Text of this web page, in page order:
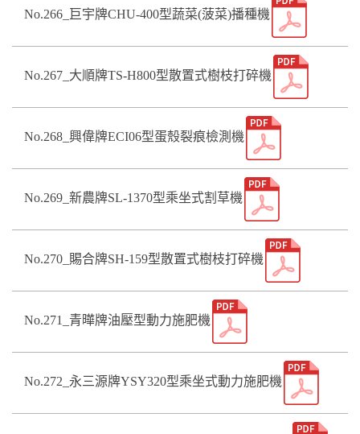
No.266_巨宇牌CHU-400型蔬菜(菠菜)播種機
No.267_大順牌TS-H800型散置式樹枝打碎機
No.268_興偉牌ECI06型蛋殼裂痕檢測機
No.269_新農牌SL-1370型乘坐式割草機
No.270_賜合牌SH-159型散置式樹枝打碎機
No.271_青曄牌油壓型動力施肥機
No.272_永三源牌YSY320型乘坐式動力施肥機